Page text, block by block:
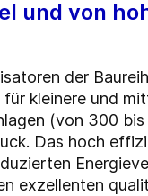
und von
der
für kleinere und
(von 300
Das hoch
exzellenten